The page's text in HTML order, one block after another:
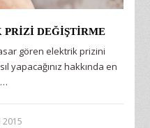
DEĞIŞTIRME
gören elektrik prizini
yapacağınız hakkında en
2015